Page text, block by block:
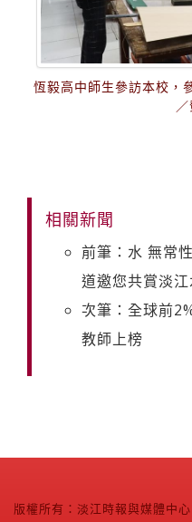
恆毅高中師生參訪本校，
／
相關新聞
前筆：水 無常
道邀您共賞淡江
次筆：全球前
教師上榜
版權所有：淡江時報與媒體中心